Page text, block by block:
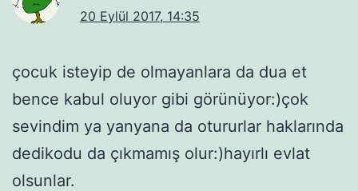
20 Eylül 2017, 14:35
çocuk isteyip de olmayanlara da dua et
bence kabul oluyor gibi görünüyor:)çok
sevindim ya yanyana da otururlar haklarında
dedikodu da çıkmamış olur:)hayırlı evlat
olsunlar.